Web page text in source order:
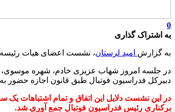
0
به اشتراک گذاری
به گزارش امید لرستان، نشست اعضای هیات رئیسه
در جلسه امروز شهاب عزیزی خادم، شهره موسوی،
دبیرکل فدراسیون فوتبال طبق قانون اجازه حضور
برکناری رئیس فدراسیون فوتبال جمع آوری شد.